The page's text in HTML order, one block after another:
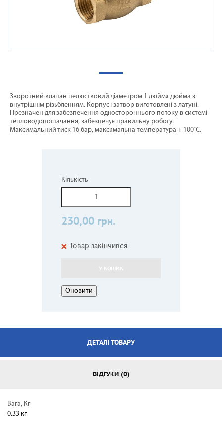
Зворотний клапан пелюстковий діаметром 1 дюйма дюйма з
внутрішнім різьбленням. Корпус і затвор виготовлені з латуні.
Презначен для забезпечення одностороннього потоку в системі
тепловодопостачання, забезпечує правильну роботу.
Максимальний тиск 16 бар, максимальна температура + 100˚C.
Кількість
230,00 грн.
Товар закінчився
У КОШИК
ДЕТАЛІ ТОВАРУ
ВІДГУКИ (0)
Вага, Кг
0.33 кг